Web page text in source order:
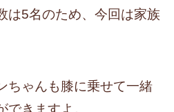
は5名のため、今回は家族
ちゃんも膝に乗せて一緒
きますよ。